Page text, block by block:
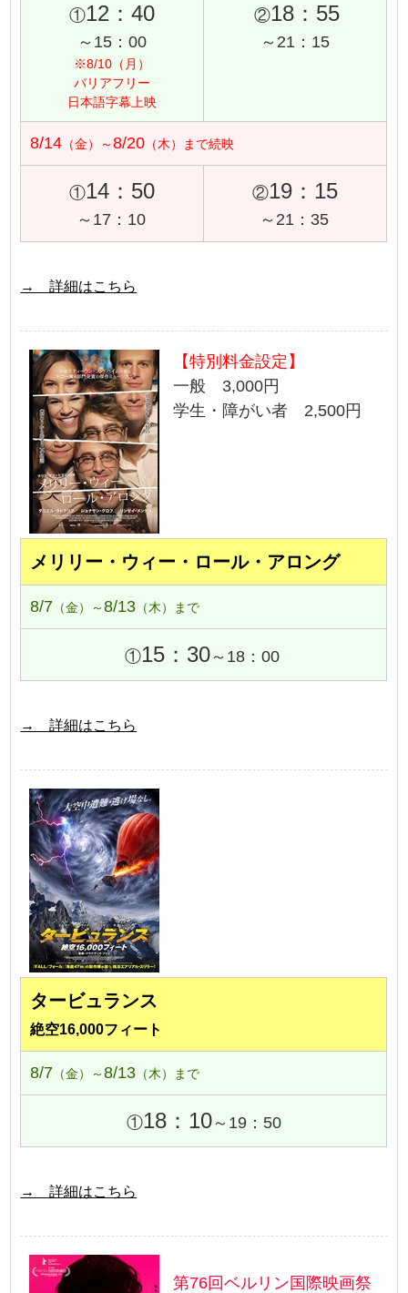
①12：40
～15：00
※8/10（月）
バリアフリー
日本語字幕上映
②18：55
～21：15
8/14 （金）～8/20 （木）まで続映
①14：50
～17：10
②19：15
～21：35
→ 詳細はこちら
【特別料金設定】
一般 3,000円
学生・障がい者 2,500円
メリリー・ウィー・ロール・アロング
8/7 （金）～8/13 （木）まで
①15：30～18：00
→ 詳細はこちら
タービュランス
絶空16,000フィート
8/7 （金）～8/13 （木）まで
①18：10～19：50
→ 詳細はこちら
第76回ベルリン国際映画祭